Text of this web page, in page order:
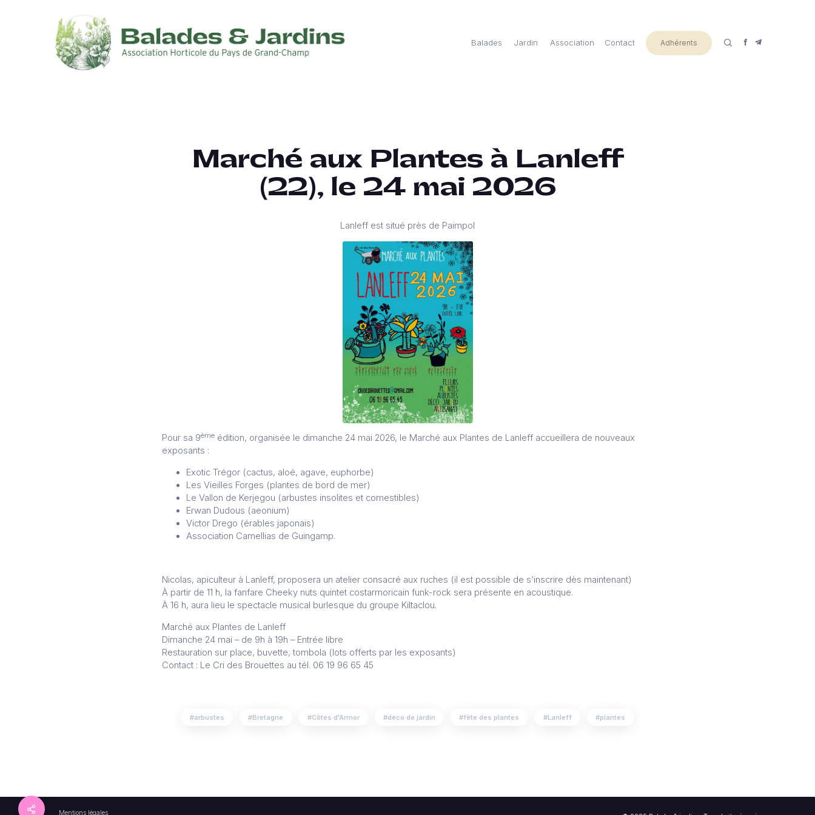
Balades Jardin Association Adhérents
Contact
Marché aux Plantes à Lanleff
(22), le 24 mai 2026
Lanleff est situé près de Paimpol
Pour sa 9ème édition, organisée le dimanche 24 mai 2026, le Marché aux Plantes de Lanleff accueillera de nouveaux
exposants :
Exotic Trégor (cactus, aloé, agave, euphorbe)
Les Vieilles Forges (plantes de bord de mer)
Le Vallon de Kerjegou (arbustes insolites et comestibles)
Erwan Dudous (aeonium)
Victor Drego (érables japonais)
Association Camellias de Guingamp.
Nicolas, apiculteur à Lanleff, proposera un atelier consacré aux ruches (il est possible de s’inscrire dès maintenant)
À partir de 11 h, la fanfare Cheeky nuts quintet costarmoricain funk-rock sera présente en acoustique.
À 16 h, aura lieu le spectacle musical burlesque du groupe Kiltaclou.
Marché aux Plantes de Lanleff
Dimanche 24 mai – de 9h à 19h – Entrée libre
Restauration sur place, buvette, tombola (lots offerts par les exposants)
Contact : Le Cri des Brouettes au tél. 06 19 96 65 45
arbustes Bretagne Côtes d'Armor déco de jardin fête des plantes Lanleff plantes
Mentions légales